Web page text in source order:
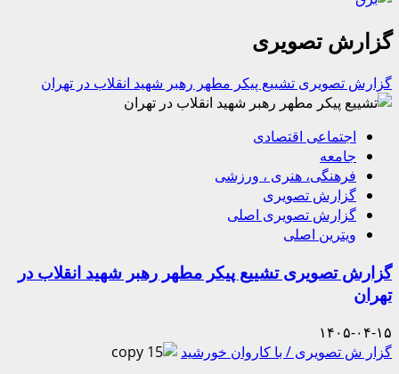
گزارش تصویری
گزارش تصویری تشییع پیکر مطهر رهبر شهید انقلاب در تهران
اجتماعی اقتصادی
جامعه
فرهنگی، هنری ، ورزشی
گزارش تصویری
گزارش تصویری اصلی
ویترین اصلی
گزارش تصویری تشییع پیکر مطهر رهبر شهید انقلاب در
تهران
۱۴۰۵-۰۴-۱۵
گزار ش تصویری / با کاروان خورشید